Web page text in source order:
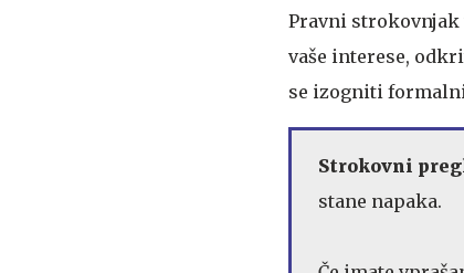
Pravni strokovnjak
vaše interese,
se izogniti
Strokovni
stane napaka.